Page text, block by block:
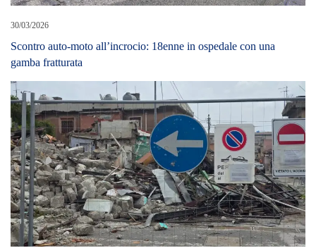
30/03/2026
Scontro auto-moto all’incrocio: 18enne in ospedale con una
gamba fratturata